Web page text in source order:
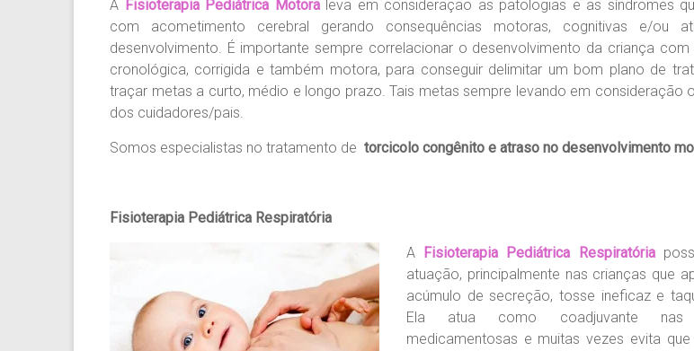
A Fisioterapia Pediátrica Motoraleva em consideração as patologias e as síndromes
com acometimento cerebral gerando consequências motoras, cognitivas e/ou
desenvolvimento. É importante sempre correlacionar o desenvolvimento da criança com
cronológica, corrigida e também motora, para conseguir delimitar um bom plano de
traçar metas a curto, médio e longo prazo. Tais metas sempre levando em consideração
dos cuidadores/pais.
Somos especialistas no tratamento de torcicolo congênito e atraso no desenvolvimento
Fisioterapia Pediátrica Respiratória
A Fisioterapia Pediátrica Respiratória
atuação, principalmente nas crianças que
acúmulo de secreção, tosse ineficaz e
Ela atua como coadjuvante nas
medicamentosas e muitas vezes evita